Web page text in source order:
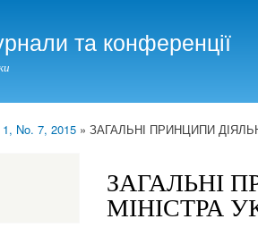
та конференції
No. 7, 2015 » ЗАГАЛЬНІ ПРИНЦИПИ
ЗАГАЛЬНІ
МІНІСТРА